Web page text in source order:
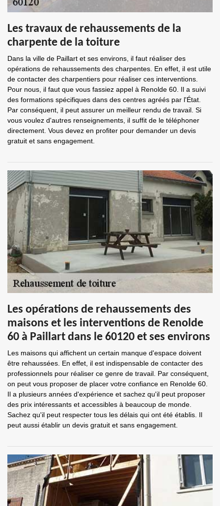
Les travaux de rehaussements de la
charpente de la toiture
Dans la ville de Paillart et ses environs, il faut réaliser des
opérations de rehaussements des charpentes. En effet, il est utile
de contacter des charpentiers pour réaliser ces interventions.
Pour nous, il faut que vous fassiez appel à Renolde 60. Il a suivi
des formations spécifiques dans des centres agréés par l'État.
Par conséquent, il peut assurer un meilleur rendu de travail. Si
vous voulez d'autres renseignements, il suffit de le téléphoner
directement. Vous devez en profiter pour demander un devis
gratuit et sans engagement.
Les opérations de rehaussements des
maisons et les interventions de Renolde
60 à Paillart dans le 60120 et ses environs
Les maisons qui affichent un certain manque d'espace doivent
être rehaussées. En effet, il est indispensable de contacter des
professionnels pour réaliser ce genre de travail. Par conséquent,
on peut vous proposer de placer votre confiance en Renolde 60.
Il a plusieurs années d'expérience et sachez qu'il peut proposer
des prix intéressants et accessibles à beaucoup de monde.
Sachez qu'il peut respecter tous les délais qui ont été établis. Il
peut aussi établir un devis gratuit et sans engagement.